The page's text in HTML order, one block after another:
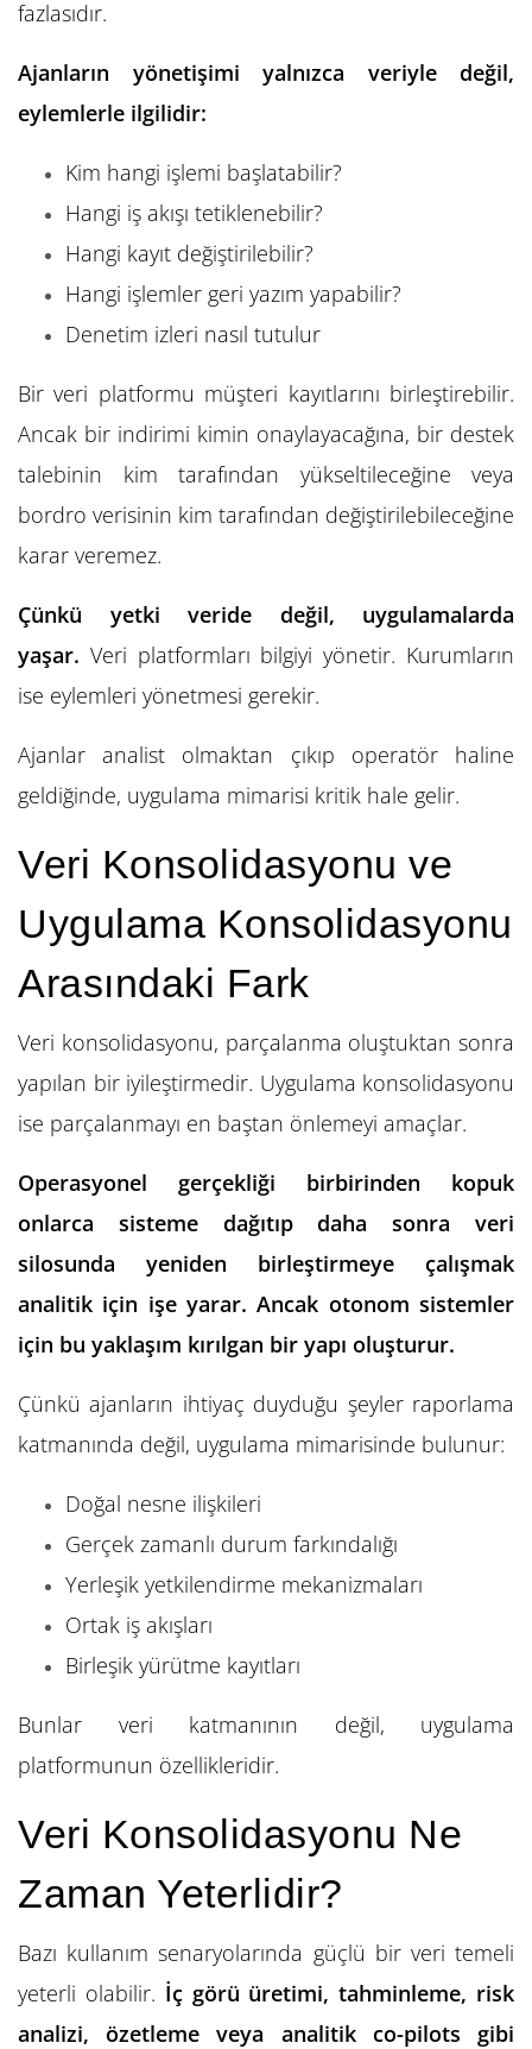
fazlasıdır.
Ajanların yönetişimi yalnızca veriyle değil,
eylemlerle ilgilidir:
Kim hangi işlemi başlatabilir?
Hangi iş akışı tetiklenebilir?
Hangi kayıt değiştirilebilir?
Hangi işlemler geri yazım yapabilir?
Denetim izleri nasıl tutulur
Bir veri platformu müşteri kayıtlarını birleştirebilir.
Ancak bir indirimi kimin onaylayacağına, bir destek
talebinin kim tarafından yükseltileceğine veya
bordro verisinin kim tarafından değiştirilebileceğine
karar veremez.
Çünkü yetki veride değil, uygulamalarda
yaşar. Veri platformları bilgiyi yönetir. Kurumların
ise eylemleri yönetmesi gerekir.
Ajanlar analist olmaktan çıkıp operatör haline
geldiğinde, uygulama mimarisi kritik hale gelir.
Veri Konsolidasyonu ve
Uygulama Konsolidasyonu
Arasındaki Fark
Veri konsolidasyonu, parçalanma oluştuktan sonra
yapılan bir iyileştirmedir. Uygulama konsolidasyonu
ise parçalanmayı en baştan önlemeyi amaçlar.
Operasyonel gerçekliği birbirinden kopuk
onlarca sisteme dağıtıp daha sonra veri
silosunda yeniden birleştirmeye çalışmak
analitik için işe yarar. Ancak otonom sistemler
için bu yaklaşım kırılgan bir yapı oluşturur.
Çünkü ajanların ihtiyaç duyduğu şeyler raporlama
katmanında değil, uygulama mimarisinde bulunur:
Doğal nesne ilişkileri
Gerçek zamanlı durum farkındalığı
Yerleşik yetkilendirme mekanizmaları
Ortak iş akışları
Birleşik yürütme kayıtları
Bunlar veri katmanının değil, uygulama
platformunun özellikleridir.
Veri Konsolidasyonu Ne
Zaman Yeterlidir?
Bazı kullanım senaryolarında güçlü bir veri temeli
yeterli olabilir. İç görü üretimi, tahminleme, risk
analizi, özetleme veya analitik co-pilots gibi